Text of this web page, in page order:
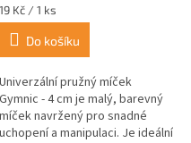
Měrná
cena:
19 Kč / 1 ks
Do košíku
Univerzální pružný míček
Gymnic - 4 cm je malý, barevný
míček navržený pro snadné
uchopení a manipulaci. Je ideální